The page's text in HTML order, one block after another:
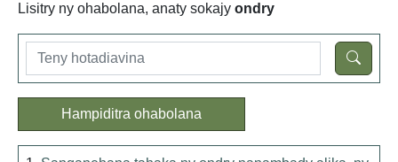
Lisitry ny ohabolana, anaty sokajy ondry
Hampiditra ohabolana